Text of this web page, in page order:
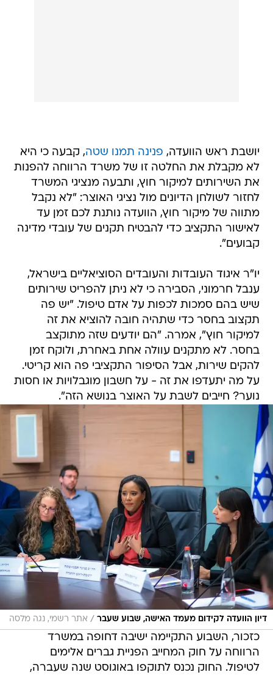
יושבת ראש הוועדה, פנינה תמנו שטה, קבעה כי היא
לא מקבלת את החלטה זו של משרד הרווחה להפנות
את השירותים למיקור חוץ, ותבעה מנציגי המשרד
לחזור לשולחן הדיונים מול נציגי האוצר: "לא נקבל
מתווה של מיקור חוץ, הוועדה נותנת לכם זמן עד
לאישור התקציב כדי להבטיח תקנים של עובדי מדינה
קבועים".
יו"ר איגוד העובדות והעובדים הסוציאליים בישראל,
ענבל חרמוני, הסבירה כי לא ניתן להפריט שירותים
שיש בהם סמכות לכפות על אדם טיפול. "יש פה
תקצוב בחסר כדי שתהיה חובה להוציא את זה
למיקור חוץ", אמרה. "הם יודעים שזה מתוקצב
בחסר. לא מתקנים עוולה אחת באחרת, ולוקח זמן
להקים שירות, אבל הסיפור התקציבי פה הוא קריטי.
על מה יתעדפו את זה - על חשבון מוגבלויות או חסות
נוער? חייבים לשבת על האוצר בנושא הזה".
דיון הוועדה לקידום מעמד האישה, שבוע שעבר / אתר רשמי, נגה מלסה
כזכור, השבוע התקיימה ישיבה דחופה במשרד
הרווחה על חוק המחייב הפניית גברים אלימים
לטיפול. החוק נכנס לתוקפו באוגוסט שנה שעברה,